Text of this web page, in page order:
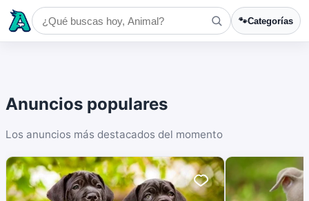
🐾Categorías
Anuncios populares
Los anuncios más destacados del momento